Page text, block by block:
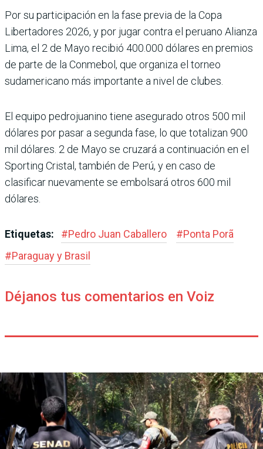
Por su participación en la fase previa de la Copa
Libertadores 2026, y por jugar contra el peruano Alianza
Lima, el 2 de Mayo recibió 400.000 dólares en premios
de parte de la Conmebol, que organiza el torneo
sudamericano más importante a nivel de clubes.
El equipo pedrojuanino tiene asegurado otros 500 mil
dólares por pasar a segunda fase, lo que totalizan 900
mil dólares. 2 de Mayo se cruzará a continuación en el
Sporting Cristal, también de Perú, y en caso de
clasificar nuevamente se embolsará otros 600 mil
dólares.
Etiquetas: #Pedro Juan Caballero #Ponta Porã
#Paraguay y Brasil
Déjanos tus comentarios en Voiz